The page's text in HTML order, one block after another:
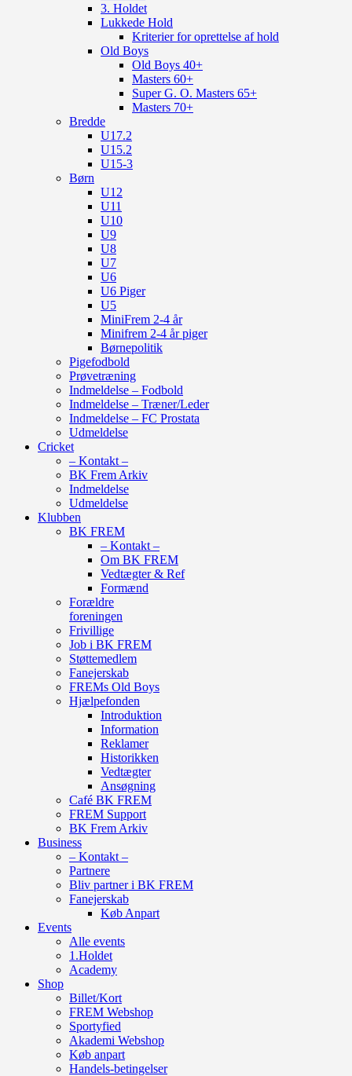
3. Holdet
Lukkede Hold
Kriterier for oprettelse af hold
Old Boys
Old Boys 40+
Masters 60+
Super G. O. Masters 65+
Masters 70+
Bredde
U17.2
U15.2
U15-3
Børn
U12
U11
U10
U9
U8
U7
U6
U6 Piger
U5
MiniFrem 2-4 år
Minifrem 2-4 år piger
Børnepolitik
Pigefodbold
Prøvetræning
Indmeldelse – Fodbold
Indmeldelse – Træner/Leder
Indmeldelse – FC Prostata
Udmeldelse
Cricket
– Kontakt –
BK Frem Arkiv
Indmeldelse
Udmeldelse
Klubben
BK FREM
– Kontakt –
Om BK FREM
Vedtægter & Ref
Formænd
Forældre
foreningen
Frivillige
Job i BK FREM
Støttemedlem
Fanejerskab
FREMs Old Boys
Hjælpefonden
Introduktion
Information
Reklamer
Historikken
Vedtægter
Ansøgning
Café BK FREM
FREM Support
BK Frem Arkiv
Business
– Kontakt –
Partnere
Bliv partner i BK FREM
Fanejerskab
Køb Anpart
Events
Alle events
1.Holdet
Academy
Shop
Billet/Kort
FREM Webshop
Sportyfied
Akademi Webshop
Køb anpart
Handels-betingelser